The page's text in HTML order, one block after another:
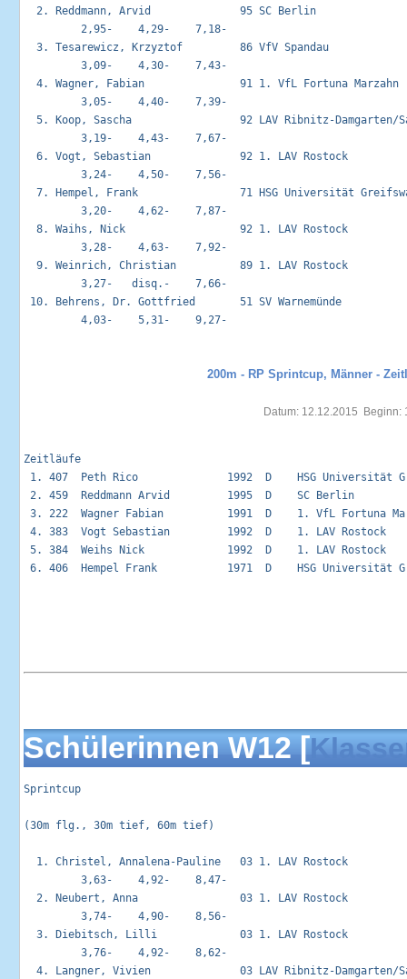
2. Reddmann, Arvid              95 SC Berlin
         2,95-    4,29-    7,18-
3. Tesarewicz, Krzyztof         86 VfV Spandau
         3,09-    4,30-    7,43-
4. Wagner, Fabian               91 1. VfL Fortuna Marzahn
         3,05-    4,40-    7,39-
5. Koop, Sascha                 92 LAV Ribnitz-Damgarten/
         3,19-    4,43-    7,67-
6. Vogt, Sebastian              92 1. LAV Rostock
         3,24-    4,50-    7,56-
7. Hempel, Frank                71 HSG Universität
         3,20-    4,62-    7,87-
8. Waihs, Nick                  92 1. LAV Rostock
         3,28-    4,63-    7,92-
9. Weinrich, Christian          89 1. LAV Rostock
         3,27-   disq.-    7,66-
10. Behrens, Dr. Gottfried       51 SV Warnemünde
         4,03-    5,31-    9,27-
200m - RP Sprintcup, Männer -
Datum: 12.12.2015  Beginn:
1. 407  Peth Rico              1992  D    HSG
2. 459  Reddmann Arvid         1995  D    SC Berlin
3. 222  Wagner Fabian          1991  D    1. VfL
4. 383  Vogt Sebastian         1992  D    1. LAV
5. 384  Weihs Nick             1992  D    1. LAV
6. 406  Hempel Frank           1971  D    HSG
Schülerinnen W12 [
Sprintcup
(30m flg., 30m tief, 60m tief)
1. Christel, Annalena-Pauline   03 1. LAV Rostock
         3,63-    4,92-    8,47-
2. Neubert, Anna                03 1. LAV Rostock
         3,74-    4,90-    8,56-
3. Diebitsch, Lilli             03 1. LAV Rostock
         3,76-    4,92-    8,62-
4. Langner, Vivien              03 LAV Ribnitz-Damgarten/